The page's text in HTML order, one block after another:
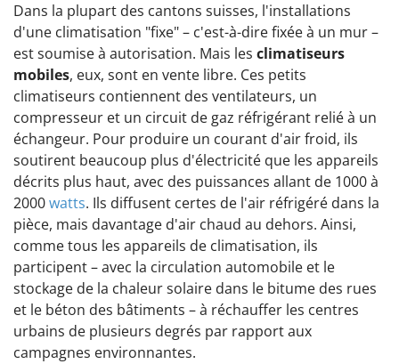
Dans la plupart des cantons suisses, l'installations
d'une climatisation "fixe" – c'est-à-dire fixée à un mur –
est soumise à autorisation. Mais les climatiseurs
mobiles, eux, sont en vente libre. Ces petits
climatiseurs contiennent des ventilateurs, un
compresseur et un circuit de gaz réfrigérant relié à un
échangeur. Pour produire un courant d'air froid, ils
soutirent beaucoup plus d'électricité que les appareils
décrits plus haut, avec des puissances allant de 1000 à
2000watts. Ils diffusent certes de l'air réfrigéré dans la
pièce, mais davantage d'air chaud au dehors. Ainsi,
comme tous les appareils de climatisation, ils
participent – avec la circulation automobile et le
stockage de la chaleur solaire dans le bitume des rues
et le béton des bâtiments – à réchauffer les centres
urbains de plusieurs degrés par rapport aux
campagnes environnantes.